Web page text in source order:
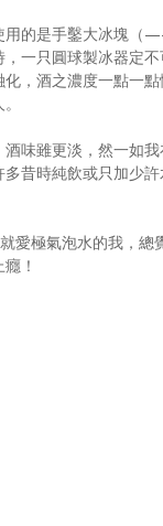
用的是手鑿大冰塊（
，一只圓球製冰器定
化，酒之濃度一點一
酒味雖更淡，然一如
昔時純飲或只加少
愛極氣泡水的我，
！